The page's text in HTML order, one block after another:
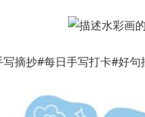
写摘抄#每日手写打卡#好